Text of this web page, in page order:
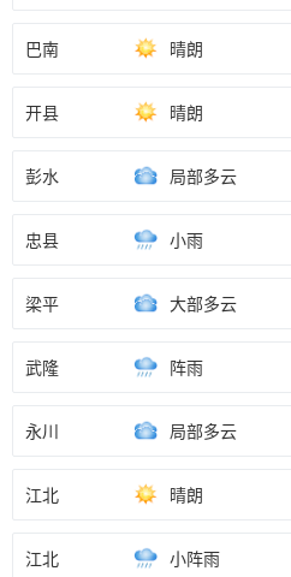
巴南 晴朗
开县 晴朗
彭水 局部多云
忠县 小雨
梁平 大部多云
武隆 阵雨
永川 局部多云
江北 晴朗
江北 小阵雨